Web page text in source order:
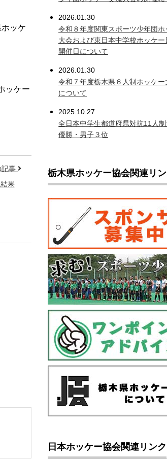
ッケ
ッケー
記事
果
2026.01.30
令和８年度関東スポーツ少年団ホ
大会および東日本中学校ホッケ
開催日について
2026.01.30
令和７年度栃木県６人制ホッケー
について
2025.10.27
全日本中学生都道府県対抗11人
優勝・男子３位
栃木県ホッケー協会関連リ
日本ホッケー協会関連リンク